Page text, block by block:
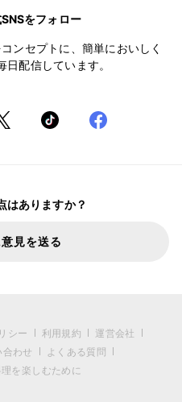
をフォロー
ンセプトに、簡単においしく
配信しています。
はありますか？
見を送る
シー 利用規約
運営会社
わせ
よくある質問
を楽しむために